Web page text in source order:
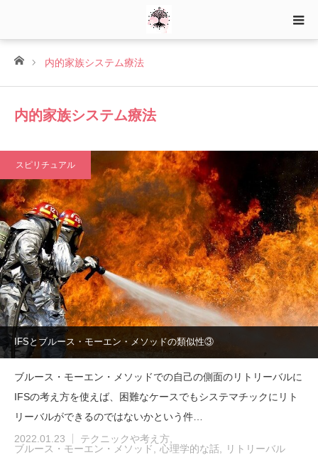
ホーム内的家族システム療法
内的家族システム療法
スピリチュアル
IFSとブルース・モーエン・メソッドの類似性③
ブルース・モーエン・メソッドでの自己の側面のリトリーバルに
IFSの考え方を使えば、困難なケースでもシステマチックにリト
リーバルができるのではないかという件…
2022.01.23
テクニックや考え方
ブルース・モーエン・メソッド
心理学的な話 リトリーバル